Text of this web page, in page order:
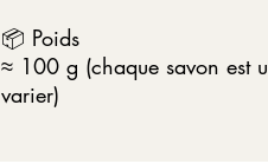
📦 Poids
≈ 100 g (chaque savon est
varier)